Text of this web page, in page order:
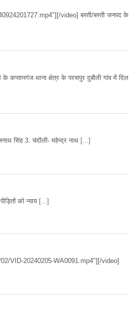
video] बस्ती/बस्ती जनपद के
थाना क्षेत्र के परसपुर दुबौली गांव में दिल
सिंह 3. चंदौली- महेन्द्र नाथ [...]
को न्याय [...]
VID-20240205-WA0091.mp4"][/video]